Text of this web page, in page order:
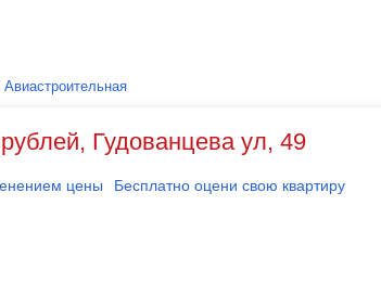
Авиастроительная
Гудованцева ул, 49
цены Бесплатно оцени свою квартиру